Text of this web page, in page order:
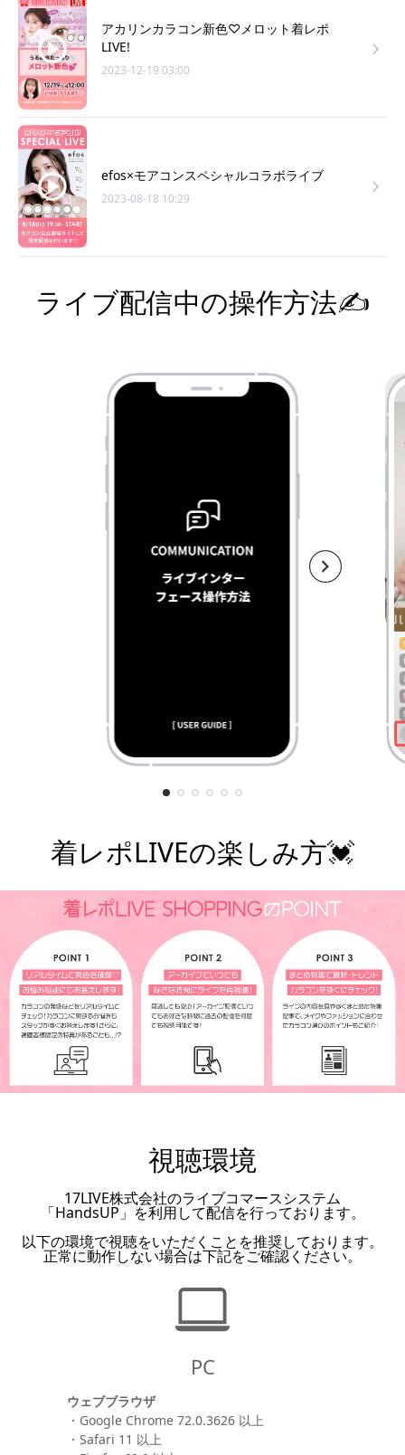
アカリンカラコン新色♡メロット着レポ
LIVE!
2023-12-19 03:00
efos×モアコンスペシャルコラボライブ
2023-08-18 10:29
ライブ配信中の操作方法✍️
¥7,800
着レポLIVEの楽しみ方💓
視聴環境
17LIVE株式会社のライブコマースシステム
「HandsUP」を利用して配信を行っております。
以下の環境で視聴をいただくことを推奨しております。
正常に動作しない場合は下記をご確認ください。
PC
ウェブブラウザ
・Google Chrome 72.0.3626 以上
・Safari 11 以上